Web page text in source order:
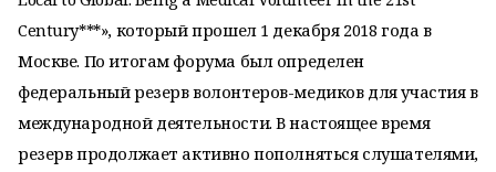
Century***», который прошел 1 декабря 2018 года в
Москве. По итогам форума был определен
федеральный резерв волонтеров-медиков для участия в
международной деятельности. В настоящее время
резерв продолжает активно пополняться слушателями,